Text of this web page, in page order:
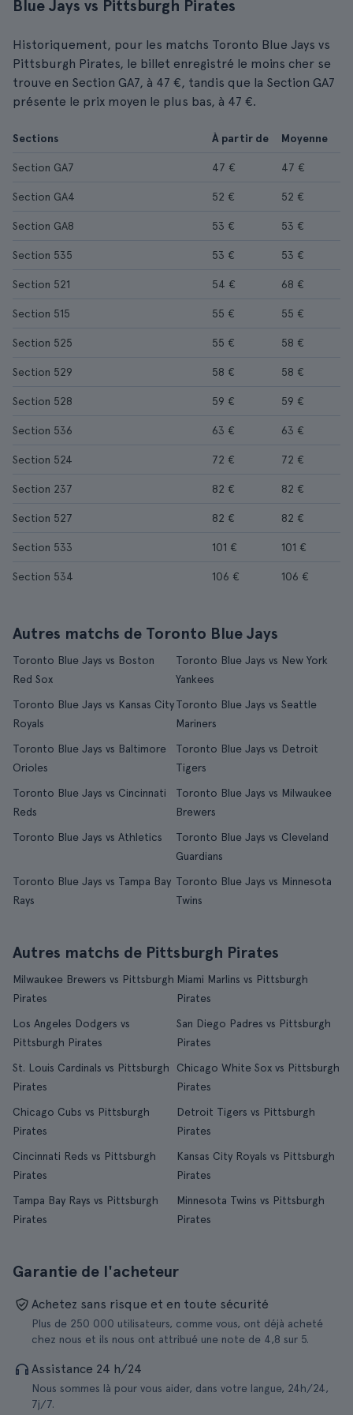
Blue Jays vs Pittsburgh Pirates
Historiquement, pour les matchs Toronto Blue Jays vs
Pittsburgh Pirates, le billet enregistré le moins cher se
trouve en Section GA7, à 47 €, tandis que la Section GA7
présente le prix moyen le plus bas, à 47 €.
Sections À partir de Moyenne
Section GA7 47 € 47 €
Section GA4 52 € 52 €
Section GA8 53 € 53 €
Section 535 53 € 53 €
Section 521 54 € 68 €
Section 515 55 € 55 €
Section 525 55 € 58 €
Section 529 58 € 58 €
Section 528 59 € 59 €
Section 536 63 € 63 €
Section 524 72 € 72 €
Section 237 82 € 82 €
Section 527 82 € 82 €
Section 533 101 € 101 €
Section 534 106 € 106 €
Autres matchs de Toronto Blue Jays
Toronto Blue Jays vs Boston
Red Sox
Toronto Blue Jays vs New York
Yankees
Toronto Blue Jays vs Kansas City
Royals
Toronto Blue Jays vs Seattle
Mariners
Toronto Blue Jays vs Baltimore
Orioles
Toronto Blue Jays vs Detroit
Tigers
Toronto Blue Jays vs Cincinnati
Reds
Toronto Blue Jays vs Milwaukee
Brewers
Toronto Blue Jays vs Athletics
Toronto Blue Jays vs Cleveland
Guardians
Toronto Blue Jays vs Tampa Bay
Rays
Toronto Blue Jays vs Minnesota
Twins
Autres matchs de Pittsburgh Pirates
Milwaukee Brewers vs Pittsburgh
Pirates
Miami Marlins vs Pittsburgh
Pirates
Los Angeles Dodgers vs
Pittsburgh Pirates
San Diego Padres vs Pittsburgh
Pirates
St. Louis Cardinals vs Pittsburgh
Pirates
Chicago White Sox vs Pittsburgh
Pirates
Chicago Cubs vs Pittsburgh
Pirates
Detroit Tigers vs Pittsburgh
Pirates
Cincinnati Reds vs Pittsburgh
Pirates
Kansas City Royals vs Pittsburgh
Pirates
Tampa Bay Rays vs Pittsburgh
Pirates
Minnesota Twins vs Pittsburgh
Pirates
Garantie de l'acheteur
Achetez sans risque et en toute sécurité
Plus de 250 000 utilisateurs, comme vous, ont déjà acheté
chez nous et ils nous ont attribué une note de 4,8 sur 5.
Assistance 24 h/24
Nous sommes là pour vous aider, dans votre langue, 24h/24,
7j/7.